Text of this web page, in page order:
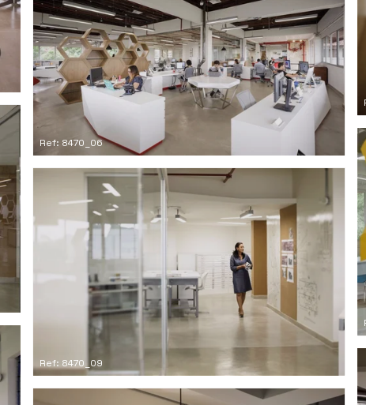
Ref: 8470_06
Ref: 8470_09